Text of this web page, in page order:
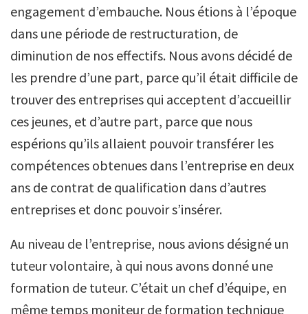
engagement d’embauche. Nous étions à l’époque
dans une période de restructuration, de
diminution de nos effectifs. Nous avons décidé de
les prendre d’une part, parce qu’il était difficile de
trouver des entreprises qui acceptent d’accueillir
ces jeunes, et d’autre part, parce que nous
espérions qu’ils allaient pouvoir transférer les
compétences obtenues dans l’entreprise en deux
ans de contrat de qualification dans d’autres
entreprises et donc pouvoir s’insérer.
Au niveau de l’entreprise, nous avions désigné un
tuteur volontaire, à qui nous avons donné une
formation de tuteur. C’était un chef d’équipe, en
même temps moniteur de formation technique